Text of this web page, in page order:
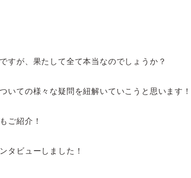
すが、果たして全て本当なのでしょうか？
いての様々な疑問を紐解いていこうと思います！
ご紹介！
タビューしました！